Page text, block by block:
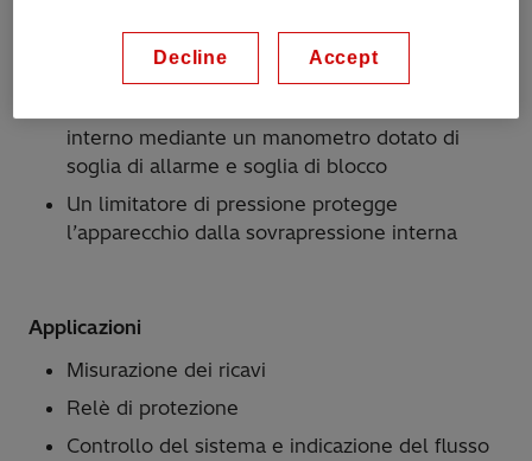
forze sismiche
interno mediante un manometro dotato di
soglia di allarme e soglia di blocco
Un limitatore di pressione protegge
l’apparecchio dalla sovrapressione interna
Applicazioni
Misurazione dei ricavi
Relè di protezione
Controllo del sistema e indicazione del flusso
Decline Accept